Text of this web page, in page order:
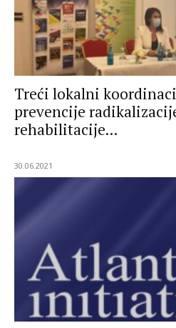
Treći lokalni
prevencije
rehabilitacije...
30.06.2021